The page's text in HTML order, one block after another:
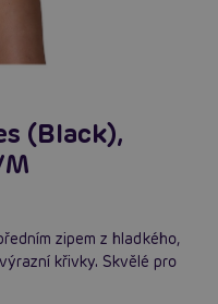
(Black),
zipem z hladkého,
křivky. Skvělé pro